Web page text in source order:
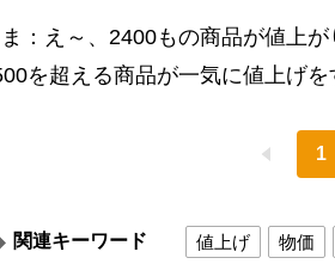
ま：え～、2400もの商品が値上
を超える商品が一気に値上げ
1
関連キーワード 値上げ 物価